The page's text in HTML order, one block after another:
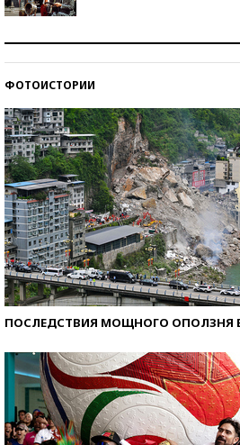
ФОТОИСТОРИИ
ПОСЛЕДСТВИЯ МОЩНОГО ОПОЛЗНЯ